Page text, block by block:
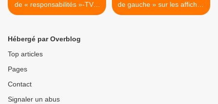
de « responsabilités »-TVA-
CICE : Construire un front
de gauche » sur les affiches
d’Hidalgo qui nous gêne! >
Hébergé par Overblog
Top articles
Pages
Contact
Signaler un abus